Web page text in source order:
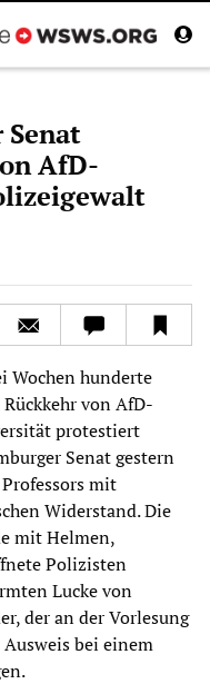
AfD-
Wochen hunderte
von AfD-
protestiert
Senat gestern
mit
Widerstand. Die
mit Helmen,
Polizisten
Lucke von
der an der Vorlesung
bei einem